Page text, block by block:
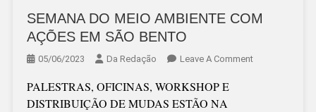
SEMANA DO MEIO AMBIENTE COM
AÇÕES EM SÃO BENTO
05/06/2023 Da Redação Leave A CommentOn
PALESTRAS, OFICINAS, WORKSHOP E
DISTRIBUIÇÃO DE MUDAS ESTÃO NA